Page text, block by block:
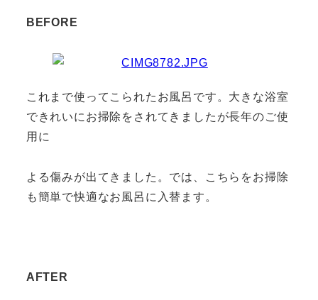
BEFORE
これまで使ってこられたお風呂です。大きな浴室
できれいにお掃除をされてきましたが長年のご使
用に
よる傷みが出てきました。では、こちらをお掃除
も簡単で快適なお風呂に入替ます。
AFTER